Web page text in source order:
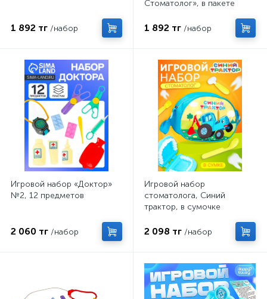
1 892 тг /набор
Стоматолог», в пакете
1 892 тг /набор
Игровой набор «Доктор»
№2, 12 предметов
2 060 тг /набор
Игровой набор
стоматолога, Синий
трактор, в сумочке
2 098 тг /набор